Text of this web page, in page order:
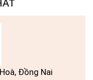
Đồng Nai